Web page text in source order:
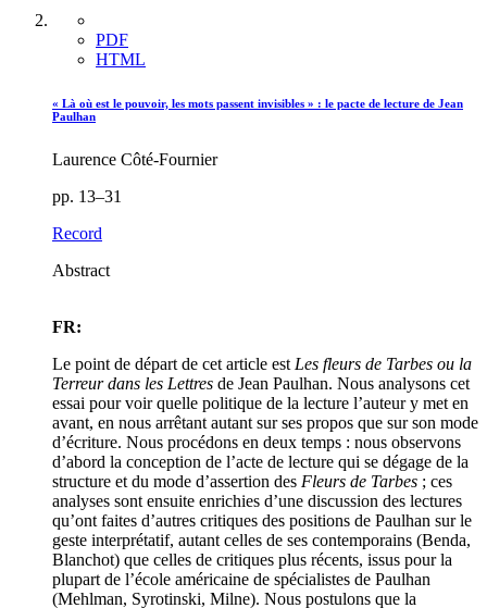
PDF
HTML
« Là où est le pouvoir, les mots passent invisibles » : le pacte de lecture de Jean
Paulhan
Laurence Côté-Fournier
pp. 13–31
Record
Abstract
FR:
Le point de départ de cet article est Les fleurs de Tarbes ou la
Terreur dans les Lettres de Jean Paulhan. Nous analysons cet
essai pour voir quelle politique de la lecture l’auteur y met en
avant, en nous arrêtant autant sur ses propos que sur son mode
d’écriture. Nous procédons en deux temps : nous observons
d’abord la conception de l’acte de lecture qui se dégage de la
structure et du mode d’assertion des Fleurs de Tarbes ; ces
analyses sont ensuite enrichies d’une discussion des lectures
qu’ont faites d’autres critiques des positions de Paulhan sur le
geste interprétatif, autant celles de ses contemporains (Benda,
Blanchot) que celles de critiques plus récents, issus pour la
plupart de l’école américaine de spécialistes de Paulhan
(Mehlman, Syrotinski, Milne). Nous postulons que la